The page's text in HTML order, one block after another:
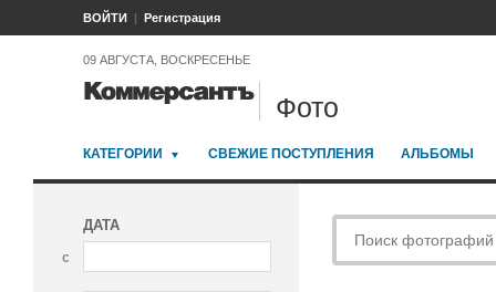
ВОЙТИ Регистрация
09 АВГУСТА, ВОСКРЕСЕНЬЕ
Фото
КАТЕГОРИИ СВЕЖИЕ ПОСТУПЛЕНИЯ АЛЬБОМЫ
ДАТА
с